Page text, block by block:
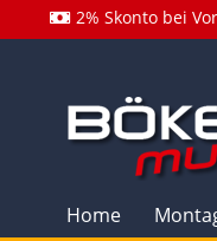
2% Skonto bei
Home